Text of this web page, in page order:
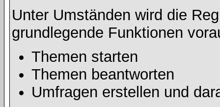
Unter Umständen wird die
grundlegende Funktionen
Themen starten
Themen beantworten
Umfragen erstellen und